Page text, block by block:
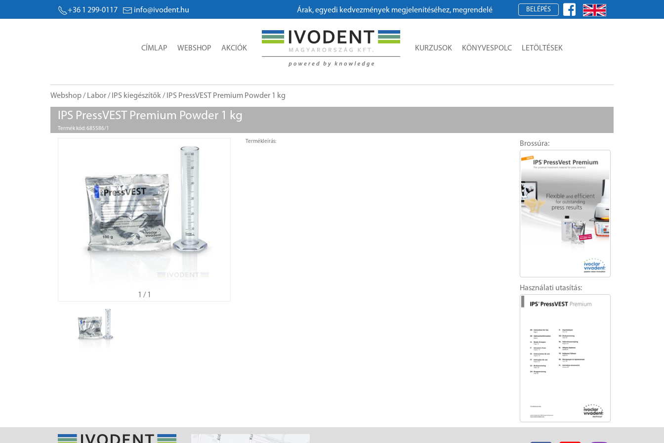
+36 1 299-0117 info@ivodent.hu Árak, egyedi kedvezmények megjelenítéséhez, megrendeléshez kérjük, regisztráljon!
BELÉPÉS
CÍMLAP WEBSHOP AKCIÓK KURZUSOK KÖNYVESPOLC LETÖLTÉSEK
Webshop/ Labor/ IPS kiegészítők/ IPS PressVEST Premium Powder 1 kg
IPS PressVEST Premium Powder 1 kg
Termék kód: 685586/1
1 / 1
Termékleírás: Brossúra:
Használati utasítás: